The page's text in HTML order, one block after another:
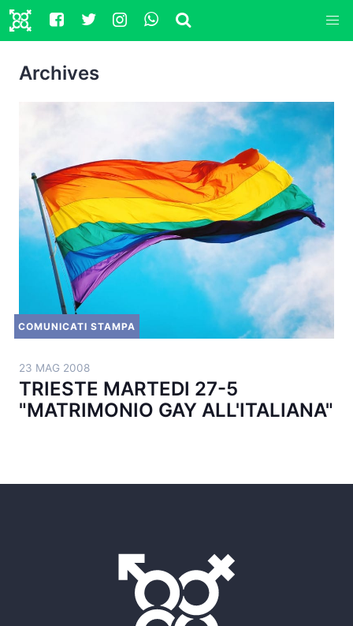
Archives
COMUNICATI STAMPA
23 MAG 2008
TRIESTE MARTEDI 27-5
"MATRIMONIO GAY ALL'ITALIANA"